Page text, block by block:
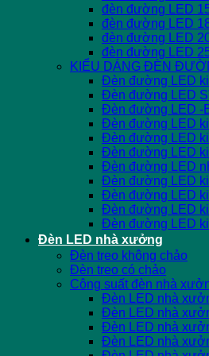
đèn đường LED
đèn đường LED
đèn đường LED
đèn đường LED
KIỂU DÁNG ĐÈN
Đèn đường LED
Đèn đường LED
Đèn đường LED -
Đèn đường LED
Đèn đường LED
Đèn đường LED
Đèn đường LED
Đèn đường LED
Đèn đường LED
Đèn đường LED
Đèn đường LED
Đèn LED nhà xưởng
Đèn treo không chảo
Đèn treo có chảo
Công suất đèn nhà
Đèn LED nhà
Đèn LED nhà
Đèn LED nhà
Đèn LED nhà